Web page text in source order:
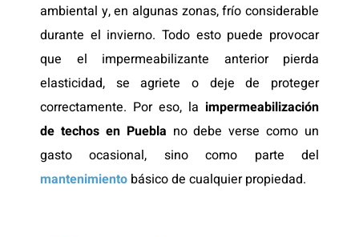
ambiental y, en algunas zonas, frío considerable
durante el invierno. Todo esto puede provocar
que el impermeabilizante anterior pierda
elasticidad, se agriete o deje de proteger
correctamente. Por eso, la impermeabilización
de techos en Puebla no debe verse como un
gasto ocasional, sino como parte del
mantenimiento básico de cualquier propiedad.